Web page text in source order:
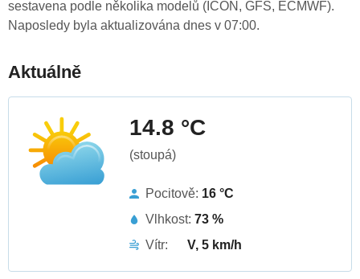
sestavena podle několika modelů (ICON, GFS, ECMWF).
Naposledy byla aktualizována dnes v 07:00.
Aktuálně
14.8 °C
(stoupá)
Pocitově: 16 °C
Vlhkost: 73 %
Vítr:
V, 5 km/h